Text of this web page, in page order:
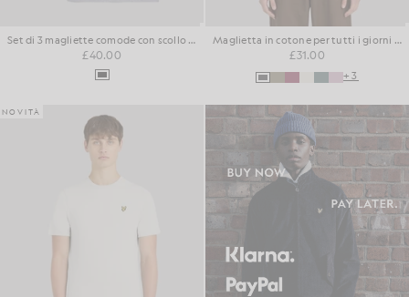
Set di 3 magliette comode con scollo a V
£40.00
Maglietta in cotone per tutti i giorni con collo rotondo
£31.00
+3
NOVITÀ